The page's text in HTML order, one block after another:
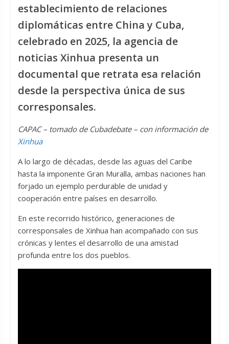
establecimiento de relaciones
diplomáticas entre China y Cuba,
celebrado en 2025, la agencia de
noticias Xinhua presenta un
documental que retrata esa relación
desde la perspectiva única de sus
corresponsales.
CAPAC – tomado de Cubadebate – con información de
Xinhua
A lo largo de décadas, desde las aguas del Caribe
hasta la imponente Gran Muralla, ambas naciones han
forjado un ejemplo perdurable de unidad y
cooperación entre países en desarrollo.
En este recorrido histórico, generaciones de
corresponsales de Xinhua han acompañado con sus
crónicas y lentes el desarrollo de una amistad
profunda entre los dos pueblos.